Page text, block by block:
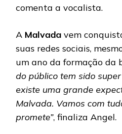
comenta a vocalista.
A Malvada vem
suas redes sociais,
um ano da formação da
do público tem sido
existe uma grande
Malvada. Vamos com
promete”, finaliza Angel.